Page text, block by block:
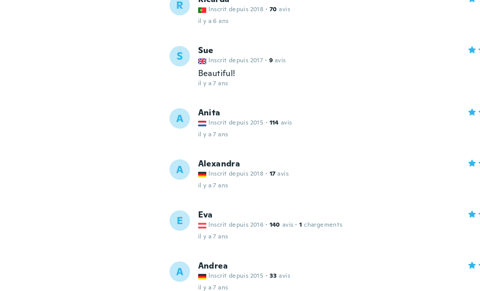
R Inscrit depuis 2018 · 70 avis
il y a 6 ans
S Sue
Inscrit depuis 2017 · 9 avis
Beautiful!
il y a 7 ans
A Anita
Inscrit depuis 2015 · 114 avis
il y a 7 ans
A Alexandra
Inscrit depuis 2018 · 17 avis
il y a 7 ans
E Eva
Inscrit depuis 2016 · 140 avis · 1 chargements
il y a 7 ans
A Andrea
Inscrit depuis 2015 · 33 avis
il y a 7 ans